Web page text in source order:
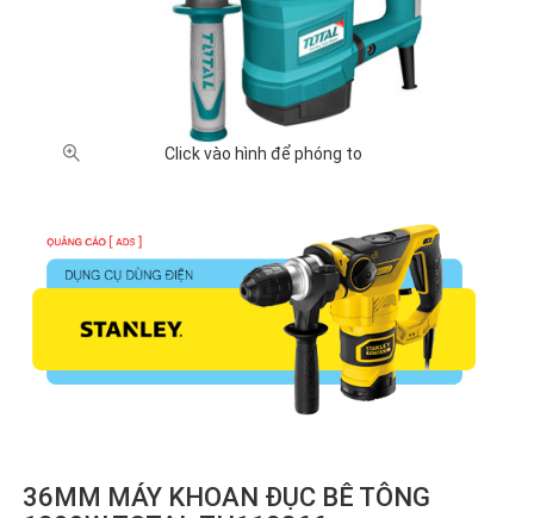
Click vào hình để phóng to
36MM MÁY KHOAN ĐỤC BÊ TÔNG